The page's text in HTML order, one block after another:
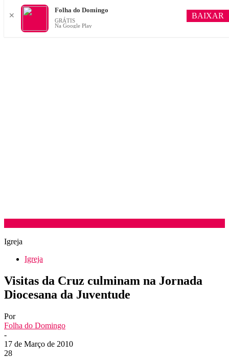
Igreja
Igreja
Visitas da Cruz culminam na Jornada
Diocesana da Juventude
Por
Folha do Domingo
-
17 de Março de 2010
28
✕
Folha do Domingo
GRÁTIS
Na Google Play
BAIXAR